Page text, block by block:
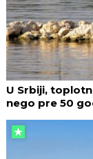
U Srbiji,
nego pre 50